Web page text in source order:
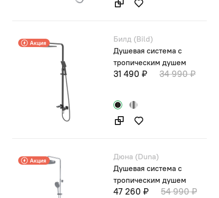
Билд (Bild)
Душевая система с
тропическим душем
31 490 ₽ 34 990 ₽
Дюна (Duna)
Душевая система с
тропическим душем
47 260 ₽ 54 990 ₽